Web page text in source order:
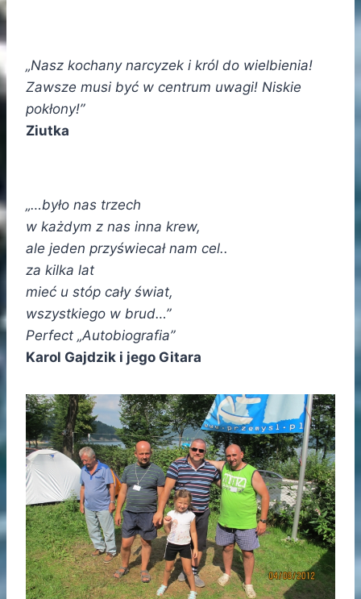
„Nasz kochany narcyzek i król do wielbienia!
Zawsze musi być w centrum uwagi! Niskie
pokłony!”
Ziutka
„…było nas trzech
w każdym z nas inna krew,
ale jeden przyświecał nam cel..
za kilka lat
mieć u stóp cały świat,
wszystkiego w brud…”
Perfect „Autobiografia”
Karol Gajdzik i jego Gitara